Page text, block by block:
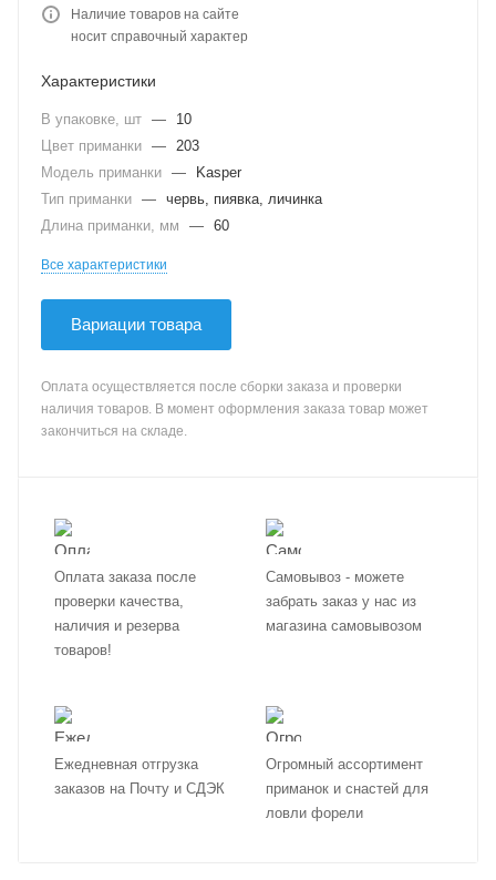
Наличие товаров на сайте
носит справочный характер
Характеристики
В упаковке, шт —
10
Цвет приманки — 203
Модель приманки —
Kasper
Тип приманки — червь, пиявка, личинка
Длина приманки, мм
— 60
Все характеристики
Вариации товара
Оплата осуществляется после сборки заказа и проверки
наличия товаров. В момент оформления заказа товар может
закончиться на складе.
Оплата заказа после
проверки качества,
наличия и резерва
товаров!
Самовывоз - можете
забрать заказ у нас из
магазина самовывозом
Ежедневная отгрузка
заказов на Почту и СДЭК
Огромный ассортимент
приманок и снастей для
ловли форели